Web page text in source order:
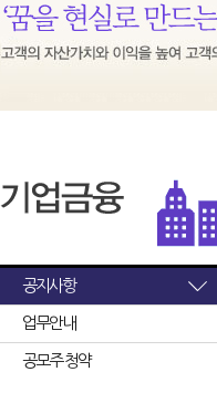
공지사항
업무안내
공모주 청약